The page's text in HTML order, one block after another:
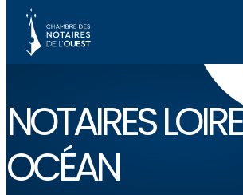
NOTAIRES LOIRE
OCÉAN